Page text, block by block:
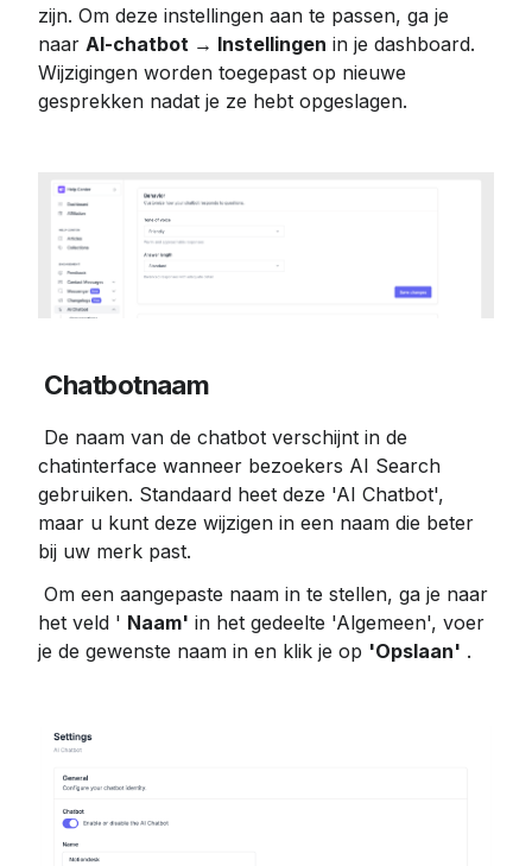
zijn. Om deze instellingen aan te passen, ga je
naar AI-chatbot → Instellingen in je dashboard.
Wijzigingen worden toegepast op nieuwe
gesprekken nadat je ze hebt opgeslagen.
Chatbotnaam
chatinterface wanneer bezoekers AI Search
gebruiken. Standaard heet deze 'AI Chatbot',
maar u kunt deze wijzigen in een naam die beter
bij uw merk past.
het veld ' Naam' in het gedeelte 'Algemeen', voer
je de gewenste naam in en klik je op 'Opslaan' .